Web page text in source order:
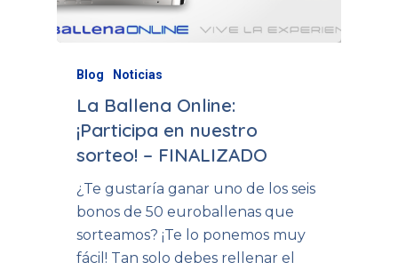
Blog Noticias
La Ballena Online:
¡Participa en nuestro
sorteo! – FINALIZADO
¿Te gustaría ganar uno de los seis
bonos de 50 euroballenas que
sorteamos? ¡Te lo ponemos muy
fácil! Tan solo debes rellenar el